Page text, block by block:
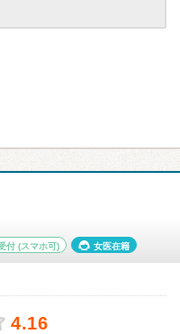
付 (スマホ可) 女医在籍
4.16